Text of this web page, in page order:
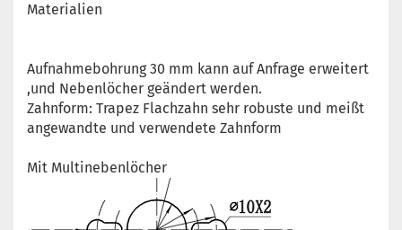
Materialien
Aufnahmebohrung 30 mm kann auf Anfrage erweitert
,und Nebenlöcher geändert werden.
Zahnform: Trapez Flachzahn sehr robuste und meißt
angewandte und verwendete Zahnform
Mit Multinebenlöcher